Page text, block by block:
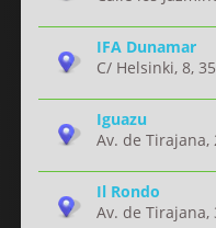
IFA Dunamar
C/ Helsinki, 8,
Iguazu
Av. de Tirajana,
Il Rondo
Av. de Tirajana,